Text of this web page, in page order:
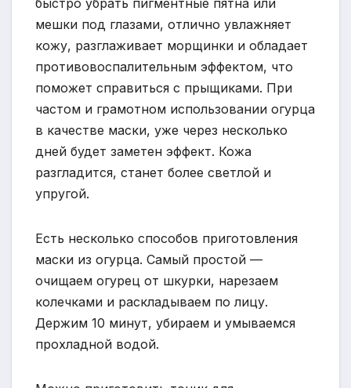
мешки под глазами, отлично увлажняет
кожу, разглаживает морщинки и обладает
противовоспалительным эффектом, что
поможет справиться с прыщиками. При
частом и грамотном использовании огурца
в качестве маски, уже через несколько
дней будет заметен эффект. Кожа
разгладится, станет более светлой и
упругой.
Есть несколько способов приготовления
маски из огурца. Самый простой —
очищаем огурец от шкурки, нарезаем
колечками и раскладываем по лицу.
Держим 10 минут, убираем и умываемся
прохладной водой.